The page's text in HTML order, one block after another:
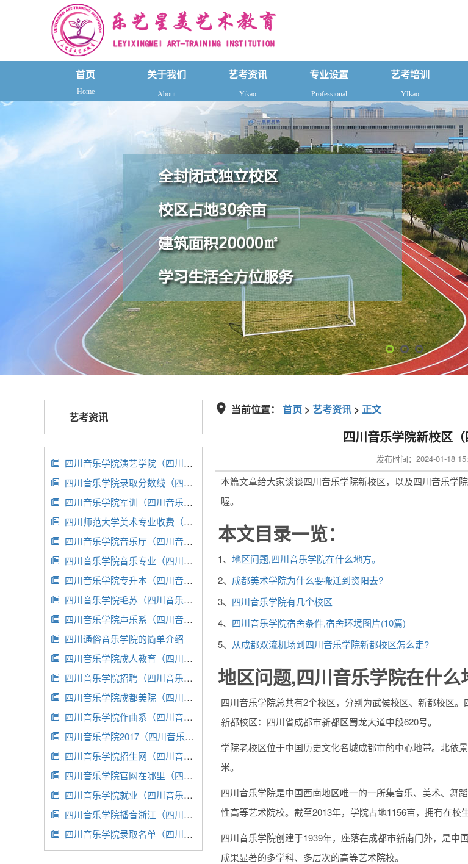
首页
Home
关于我们
About
艺考资讯
Yikao
专业设置
Professional
艺考培训
YIkao
艺考资讯
 四川音乐学院演艺学院（四川音乐学院剧场）
 四川音乐学院录取分数线（四川音乐学院录取分数线2022年）
 四川音乐学院军训（四川音乐学院军训舞蹈）
 四川师范大学美术专业收费（四川师范大学美术生录取规则）
 四川音乐学院音乐厅（四川音乐学院音乐厅租赁）
 四川音乐学院音乐专业（四川音乐学院音乐专业录取分数线）
 四川音乐学院专升本（四川音乐学院专升本多久出成绩）
 四川音乐学院毛苏（四川音乐学院毛佳）
 四川音乐学院声乐系（四川音乐学院声乐系主任）
 四川通俗音乐学院的简单介绍
 四川音乐学院成人教育（四川音乐学院成人教育吉他教学）
 四川音乐学院招聘（四川音乐学院招聘教师公告2023）
 四川音乐学院成都美院（四川音乐学院成都美院排名）
 四川音乐学院作曲系（四川音乐学院作曲系怎么样）
 四川音乐学院2017（四川音乐学院2017本科录取结果）
 四川音乐学院招生网（四川音乐学院招生信息网）
 四川音乐学院官网在哪里（四川音乐学院官网址）
 四川音乐学院就业（四川音乐学院就业办电话）
 四川音乐学院播音浙江（四川音乐学院2020年播音主持录取分数线）
 四川音乐学院录取名单（四川音乐学院19年录取名单）
 当前位置： 首页 > 艺考资讯 > 正文
四川音乐学院新校区
发布时间：2024-01-18
本篇文章给大家谈谈四川音乐学院新校区，以及四川音乐学
喔。
本文目录一览：
1、 地区问题,四川音乐学院在什么地方。
2、 成都美术学院为什么要搬迁到资阳去?
3、 四川音乐学院有几个校区
4、 四川音乐学院宿舍条件,宿舍环境图片(10篇)
5、 从成都双流机场到四川音乐学院新都校区怎么走?
地区问题,四川音乐学院在什么
四川音乐学院总共有2个校区，分别为武侯校区、新都校区
新都校区：四川省成都市新都区蜀龙大道中段620号。
学院老校区位于中国历史文化名城成都市的中心地带。北依
米。
四川音乐学院是中国西南地区唯一的一所集音乐、美术、舞
性高等艺术院校。截至2013年，学院占地1156亩，拥有在校
四川音乐学院创建于1939年，座落在成都市新南门外，是
成果显著的多学科、多层次的高等艺术院校。